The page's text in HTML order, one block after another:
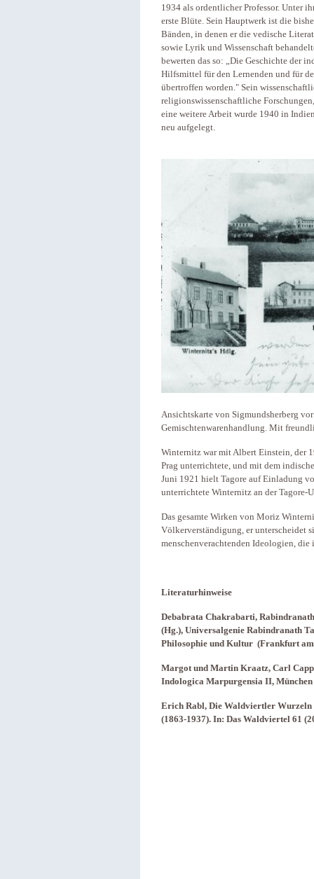
1934 als ordentlicher Professor. Unter
erste Blüte. Sein Hauptwerk ist die
Bänden, in denen er die vedische
sowie Lyrik und Wissenschaft
bewerten das so: „Die Geschichte der
Hilfsmittel für den Lernenden und für
übertroffen worden." Sein
religionswissenschaftliche
eine weitere Arbeit wurde 1940 in
neu aufgelegt.
Ansichtskarte von Sigmundsherberg
Gemischtenwarenhandlung. Mit
Winternitz war mit Albert Einstein, der
Prag unterrichtete, und mit dem
Juni 1921 hielt Tagore auf Einladung
unterrichtete Winternitz an der Tagore-
Das gesamte Wirken von Moriz
Völkerverständigung, er unterscheidet
menschenverachtenden Ideologien, die
Literaturhinweise
Debabrata Chakrabarti,
(Hg.), Universalgenie Rabindranath
Philosophie und Kultur (Frankfurt am
Margot und Martin Kraatz, Carl
Indologica Marpurgensia II, München
Erich Rabl, Die Waldviertler
(1863-1937). In: Das Waldviertel 61